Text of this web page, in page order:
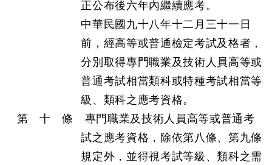
正公布後六年內繼續應考。
中華民國九十八年十二月三十一日
前，經高等或普通檢定考試及格者，
分別取得專門職業及技術人員高等或
普通考試相當類科或特種考試相當等
級、類科之應考資格。
第 十 條 專門職業及技術人員高等或普通考
試之應考資格，除依第八條、第九條
規定外，並得視考試等級、類科之需